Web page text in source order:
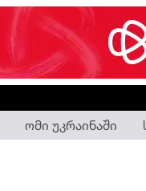
ომი უკრაინაში